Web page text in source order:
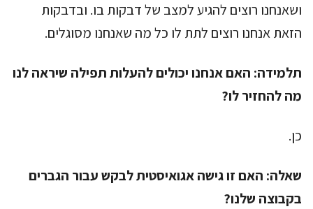
ושאנחנו רוצים להגיע למצב של דבקות בו. ובדבקות
הזאת אנחנו רוצים לתת לו כל מה שאנחנו מסוגלים.
תלמידה: האם אנחנו יכולים להעלות תפילה שיראה לנו
מה להחזיר לו?
כן.
שאלה: האם זו גישה אגואיסטית לבקש עבור הגברים
בקבוצה שלנו?